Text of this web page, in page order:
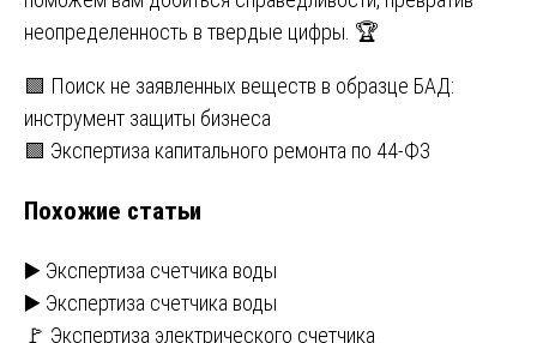
неопределенность в твердые цифры. 🏆
Навигация
по
🟩 Поиск не заявленных веществ в образце БАД:
инструмент защиты бизнеса
🟩 Экспертиза капитального ремонта по 44-ФЗ
Похожие статьи
▶️ Экспертиза счетчика воды
▶️ Экспертиза счетчика воды
🚩 Экспертиза электрического счетчика